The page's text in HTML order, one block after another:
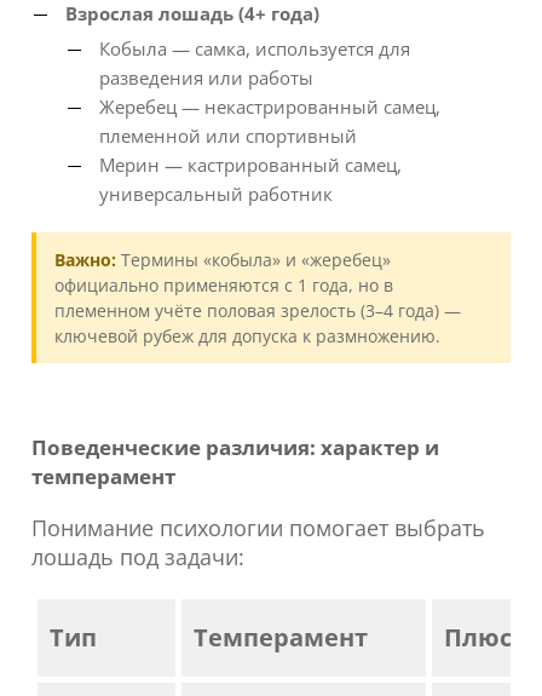
Взрослая лошадь (4+ года)
Кобыла — самка, используется для
разведения или работы
Жеребец — некастрированный самец,
племенной или спортивный
Мерин — кастрированный самец,
универсальный работник
Важно: Термины «кобыла» и «жеребец»
официально применяются с 1 года, но в
племенном учёте половая зрелость (3–4 года) —
ключевой рубеж для допуска к размножению.
Поведенческие различия: характер и
темперамент
Понимание психологии помогает выбрать
лошадь под задачи:
Тип Темперамент Плюсы